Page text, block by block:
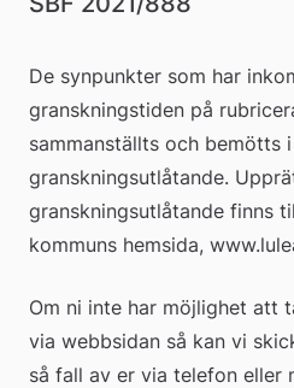
De synpunkter som har
granskningstiden på
sammanställts och bemötts
granskningsutlåtande.
granskningsutlåtande finns
kommuns hemsida,
Om ni inte har möjlighet att
via webbsidan så kan vi
så fall av er via telefon eller